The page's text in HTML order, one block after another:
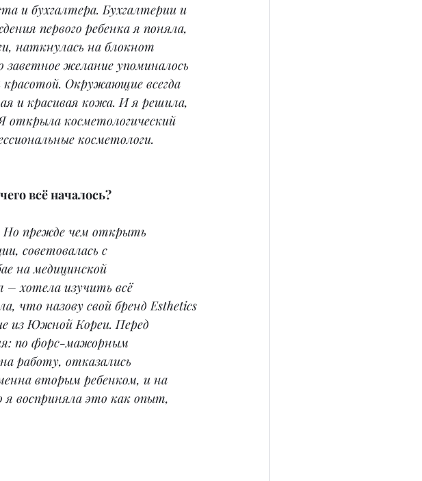
и бухгалтера. Бухгалтерии и
первого ребенка я поняла,
наткнулась на блокнот
желание упоминалось
красотой. Окружающие всегда
и красивая кожа. И я решила,
открыла косметологический
косметологи.
всё началось?
Но прежде чем открыть
советовалась с
на медицинской
– хотела изучить всё
что назову свой бренд Esthetics
из Южной Кореи. Перед
по форс-мажорным
работу, отказались
вторым ребенком, и на
восприняла это как опыт,